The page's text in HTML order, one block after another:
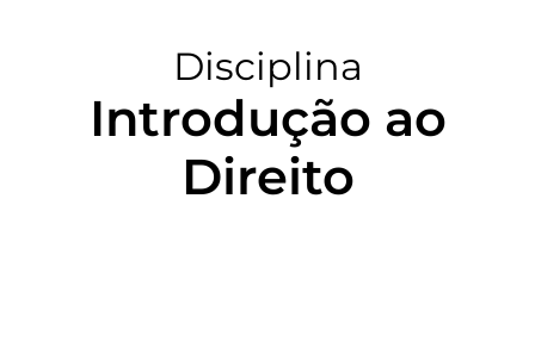
Disciplina
Introdução ao
Direito